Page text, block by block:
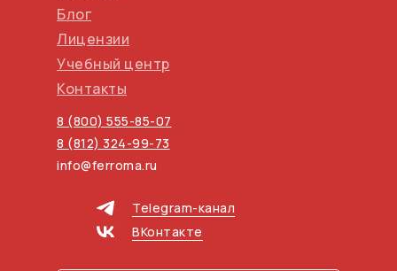
Блог
Лицензии
Учебный центр
Контакты
8 (800) 555-85-07
8 (812) 324-99-73
info@ferroma.ru
Telegram-канал
ВКонтакте